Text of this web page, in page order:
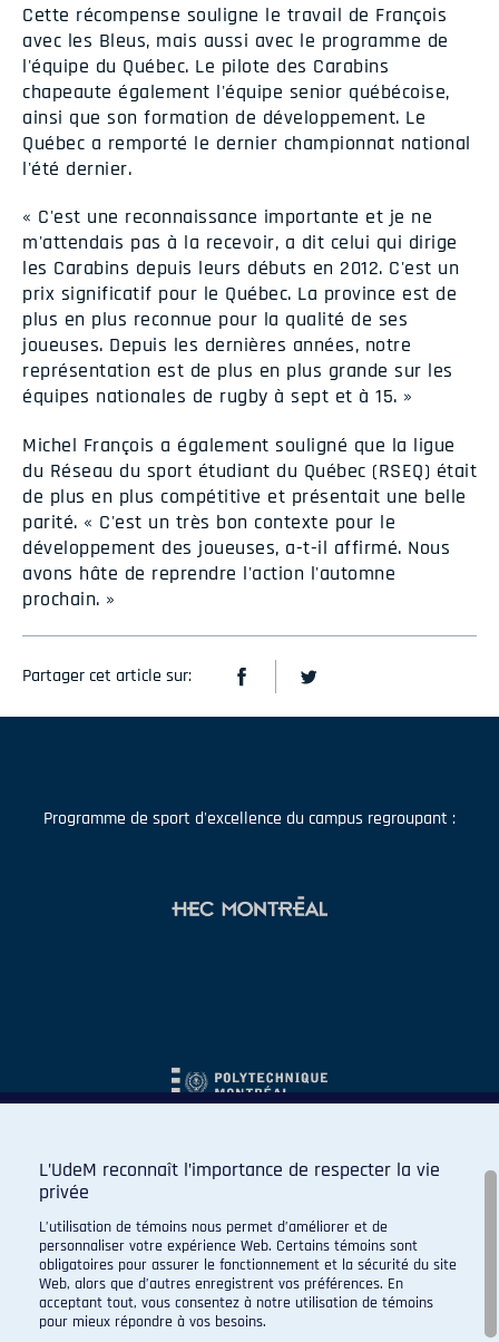
Cette récompense souligne le travail de François
avec les Bleus, mais aussi avec le programme de
l'équipe du Québec. Le pilote des Carabins
chapeaute également l'équipe senior québécoise,
ainsi que son formation de développement. Le
Québec a remporté le dernier championnat national
l'été dernier.
« C'est une reconnaissance importante et je ne
m'attendais pas à la recevoir, a dit celui qui dirige
les Carabins depuis leurs débuts en 2012. C'est un
prix significatif pour le Québec. La province est de
plus en plus reconnue pour la qualité de ses
joueuses. Depuis les dernières années, notre
représentation est de plus en plus grande sur les
équipes nationales de rugby à sept et à 15. »
Michel François a également souligné que la ligue
du Réseau du sport étudiant du Québec (RSEQ) était
de plus en plus compétitive et présentait une belle
parité. « C'est un très bon contexte pour le
développement des joueuses, a-t-il affirmé. Nous
avons hâte de reprendre l'action l'automne
prochain. »
Partager cet article sur:
Programme de sport d'excellence du campus regroupant :
L’UdeM reconnaît l’importance de respecter la vie
privée
L’utilisation de témoins nous permet d’améliorer et de
personnaliser votre expérience Web. Certains témoins sont
obligatoires pour assurer le fonctionnement et la sécurité du site
Web, alors que d’autres enregistrent vos préférences. En
acceptant tout, vous consentez à notre utilisation de témoins
pour mieux répondre à vos besoins.